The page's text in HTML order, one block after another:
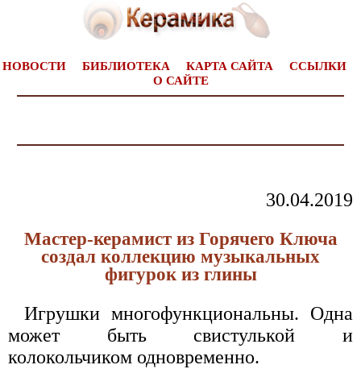
НОВОСТИ БИБЛИОТЕКА КАРТА САЙТА
ССЫЛКИ
О САЙТЕ
30.04.2019
Мастер-керамист из Горячего Ключа
создал коллекцию музыкальных
фигурок из глины
Игрушки многофункциональны. Одна
может быть свистулькой и
колокольчиком одновременно.